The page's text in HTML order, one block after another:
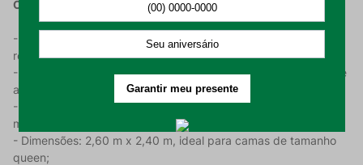
Características do Produto:
- Tecido 100% Poliéster: Resistente, durável e com excelente
retenção de calor;
- Microfibra Flanelada: Acabamento que proporciona um toque
aveludado e macio;
- Gramatura de 250 g/m²: Leveza e conforto térmico na
medida certa;
- Dimensões: 2,60 m x 2,40 m, ideal para camas de tamanho
queen;